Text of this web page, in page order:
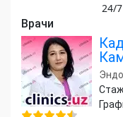
24/7
Врачи
Стаж